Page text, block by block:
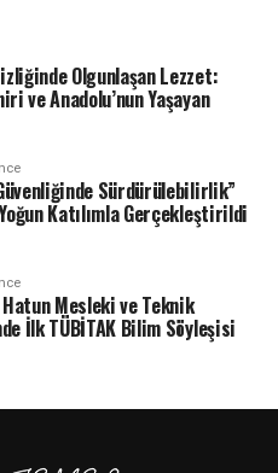
Olgunlaşan Lezzet:
ve Anadolu’nun Yaşayan
Sürdürülebilirlik”
Katılımla Gerçekleştirildi
Mesleki ve Teknik
İlk TÜBİTAK Bilim Söyleşisi